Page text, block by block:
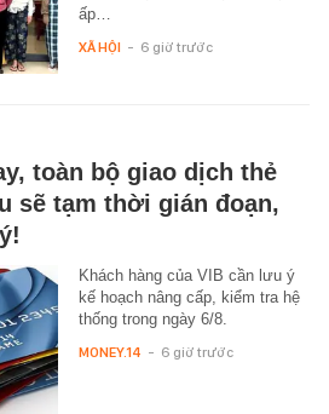
ấp…
XÃ HỘI - 6 giờ trước
toàn bộ giao dịch thẻ
sẽ tạm thời gián đoạn,
Khách hàng của VIB cần lưu ý
kế hoạch nâng cấp, kiểm tra hệ
thống trong ngày 6/8.
MONEY.14 - 6 giờ trước